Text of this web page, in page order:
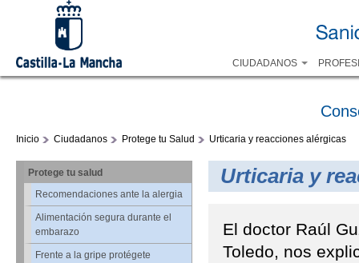
CIUDADANOS
Inicio Ciudadanos Protege tu Salud Urticaria y reacciones alérgicas
Protege tu salud
Recomendaciones ante la alergia
Alimentación segura durante el
embarazo
Frente a la gripe protégete
Urticaria y
El doctor Raúl
Toledo, nos